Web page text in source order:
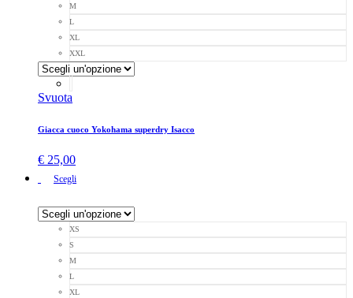
M
L
XL
XXL
Svuota
Giacca cuoco Yokohama superdry Isacco
€ 25,00
Scegli
XS
S
M
L
XL